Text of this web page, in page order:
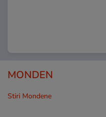
MONDEN
Stiri Mondene